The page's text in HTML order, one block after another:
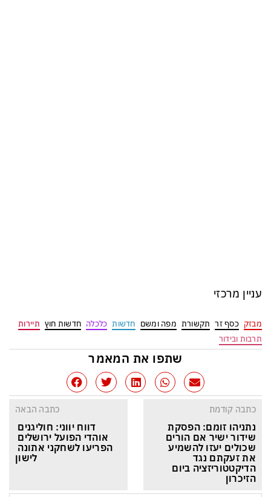
עניין מרכזי
מבזק כסף זר תקשורת מפה ומשם חדשות כלכלה חדשות חוץ תיירות
תרבות ובידור
שתפו את המאמר
כתבה קודמת
נתניהו זומם: הפסקת
שידור ישיר אם הורים
שכולים יעזו להשמיע
את זעקתם נגד
הדיקטטוריזציה ביום
הזיכרון
כתבה הבאה
דווח יווני: חוליגנים
אוהדי הפועל ירושלים
הפריעו לשחקני אתונה
לישון